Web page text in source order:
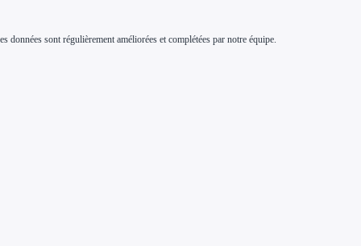
sont régulièrement améliorées et complétées par notre équipe.